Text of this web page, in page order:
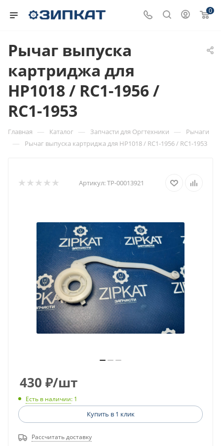
0
Рычаг выпуска
картриджа для
HP1018 / RC1-1956 /
RC1-1953
Главная — Каталог — Запчасти для Оргтехники — Рычаги
— Рычаг выпуска картриджа для HP1018 / RC1-1956 / RC1-1953
Артикул:ТР-00013921
430 ₽/шт
Есть в наличии: 1
Купить в 1 клик
Рассчитать доставку